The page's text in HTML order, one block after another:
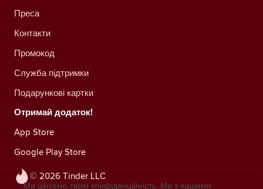
© 2026 Tinder LLC
Преса
Контакти
Промокод
Служба підтримки
Подарункові картки
Отримай додаток!
App Store
Google Play Store
Ми цінуємо твою конфіденційність. Ми з нашими